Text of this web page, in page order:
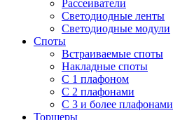
Рассеиватели
Светодиодные ленты
Светодиодные модули
Споты
Встраиваемые споты
Накладные споты
С 1 плафоном
С 2 плафонами
С 3 и более плафонами
Торшеры